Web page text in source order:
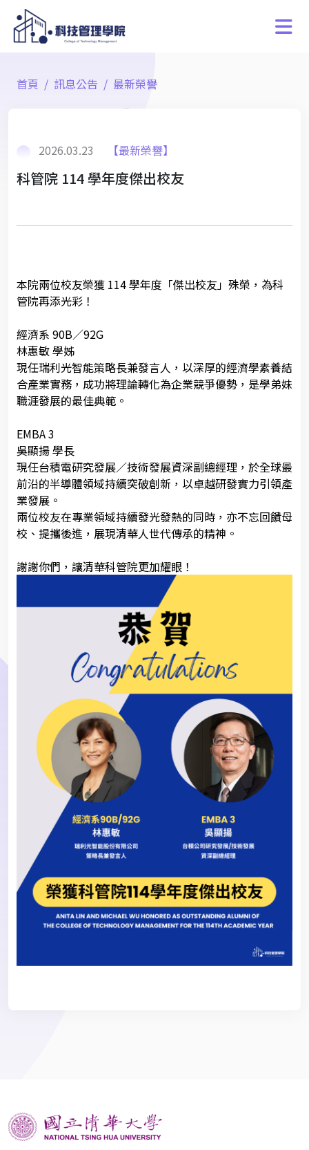
首頁 訊息公告 最新榮譽
2026.03.23 【最新榮譽】
科管院 114 學年度傑出校友
本院兩位校友榮獲 114 學年度「傑出校友」殊榮，為科
管院再添光彩！
經濟系 90B／92G
林惠敏 學姊
現任瑞利光智能策略長兼發言人，以深厚的經濟學素養結
合產業實務，成功將理論轉化為企業競爭優勢，是學弟妹
職涯發展的最佳典範。
EMBA 3
吳顯揚 學長
現任台積電研究發展／技術發展資深副總經理，於全球最
前沿的半導體領域持續突破創新，以卓越研發實力引領產
業發展。
兩位校友在專業領域持續發光發熱的同時，亦不忘回饋母
校、提攜後進，展現清華人世代傳承的精神。
謝謝你們，讓清華科管院更加耀眼！